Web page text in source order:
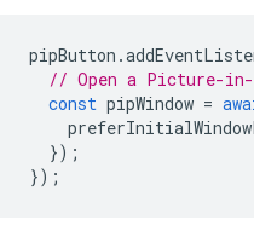
pipButton .
// Open a Picture-
const pipWindow =
});
});